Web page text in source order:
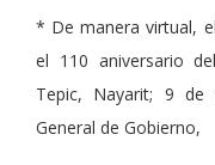
* De manera virtual,
el 110 aniversario
Tepic, Nayarit; 9 de
General de Gobierno,